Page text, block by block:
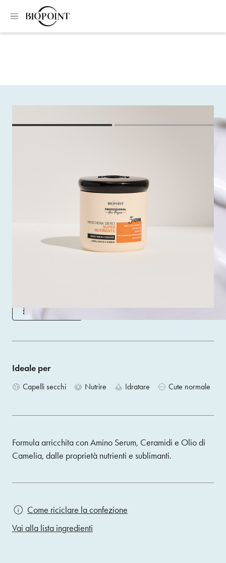
Maschera siero super
La Maschera Siero Super Nutriente con 5 Azioni dona
nuova vitalità e benessere ai capelli secchi e sfibrati, per
ACQUISTA
Ideale per
Capelli secchi Nutrire Idratare Cute normale
Formula arricchita con Amino Serum, Ceramidi e Olio di
Camelia, dalle proprietà nutrienti e sublimanti.
Come riciclare la confezione
Vai alla lista ingredienti